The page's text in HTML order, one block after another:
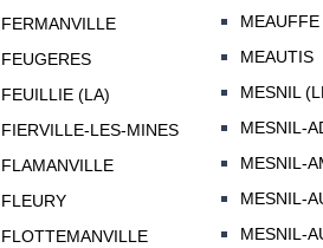
FERMANVILLE
FEUGERES
FEUILLIE (LA)
FIERVILLE-LES-MINES
FLAMANVILLE
FLEURY
FLOTTEMANVILLE
MEAUFFE
MEAUTIS
MESNIL
MESNIL-
MESNIL-
MESNIL-
MESNIL-